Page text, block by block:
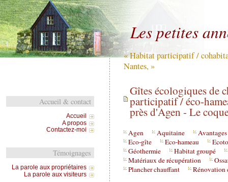
Les petites
« Habitat participatif /
Nantes, »
Gîtes écologiques de
participatif / éco-
près d'Agen - Le
Agen Aquitaine
Eco-gîte
Eco-hameau
Géothermie
Habitat groupé
Matériaux de récupération
Plancher chauffant
Rénovation
Accueil & contact
Accueil
A propos
Contactez-moi
Témoignages
La parole aux propriétaires
La parole aux visiteurs